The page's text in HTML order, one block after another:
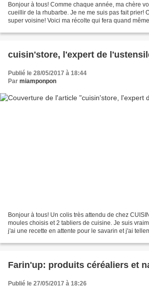
Bonjour à tous! Comme chaque année, ma chère
cueillir de la rhubarbe. Je ne me suis pas fait prier!
super voisine! Voici ma récolte qui fera quand
cuisin'store, l'expert de
Publié le 28/05/2017 à 18:44
Par miamponpon
Bonjour à tous! Un colis très attendu de chez
moules choisis et 2 tabliers de cuisine. Je suis
j'ai une recette en attente pour le savarin et j'ai
Farin'up: produits céréaliers et
Publié le 27/05/2017 à 18:26